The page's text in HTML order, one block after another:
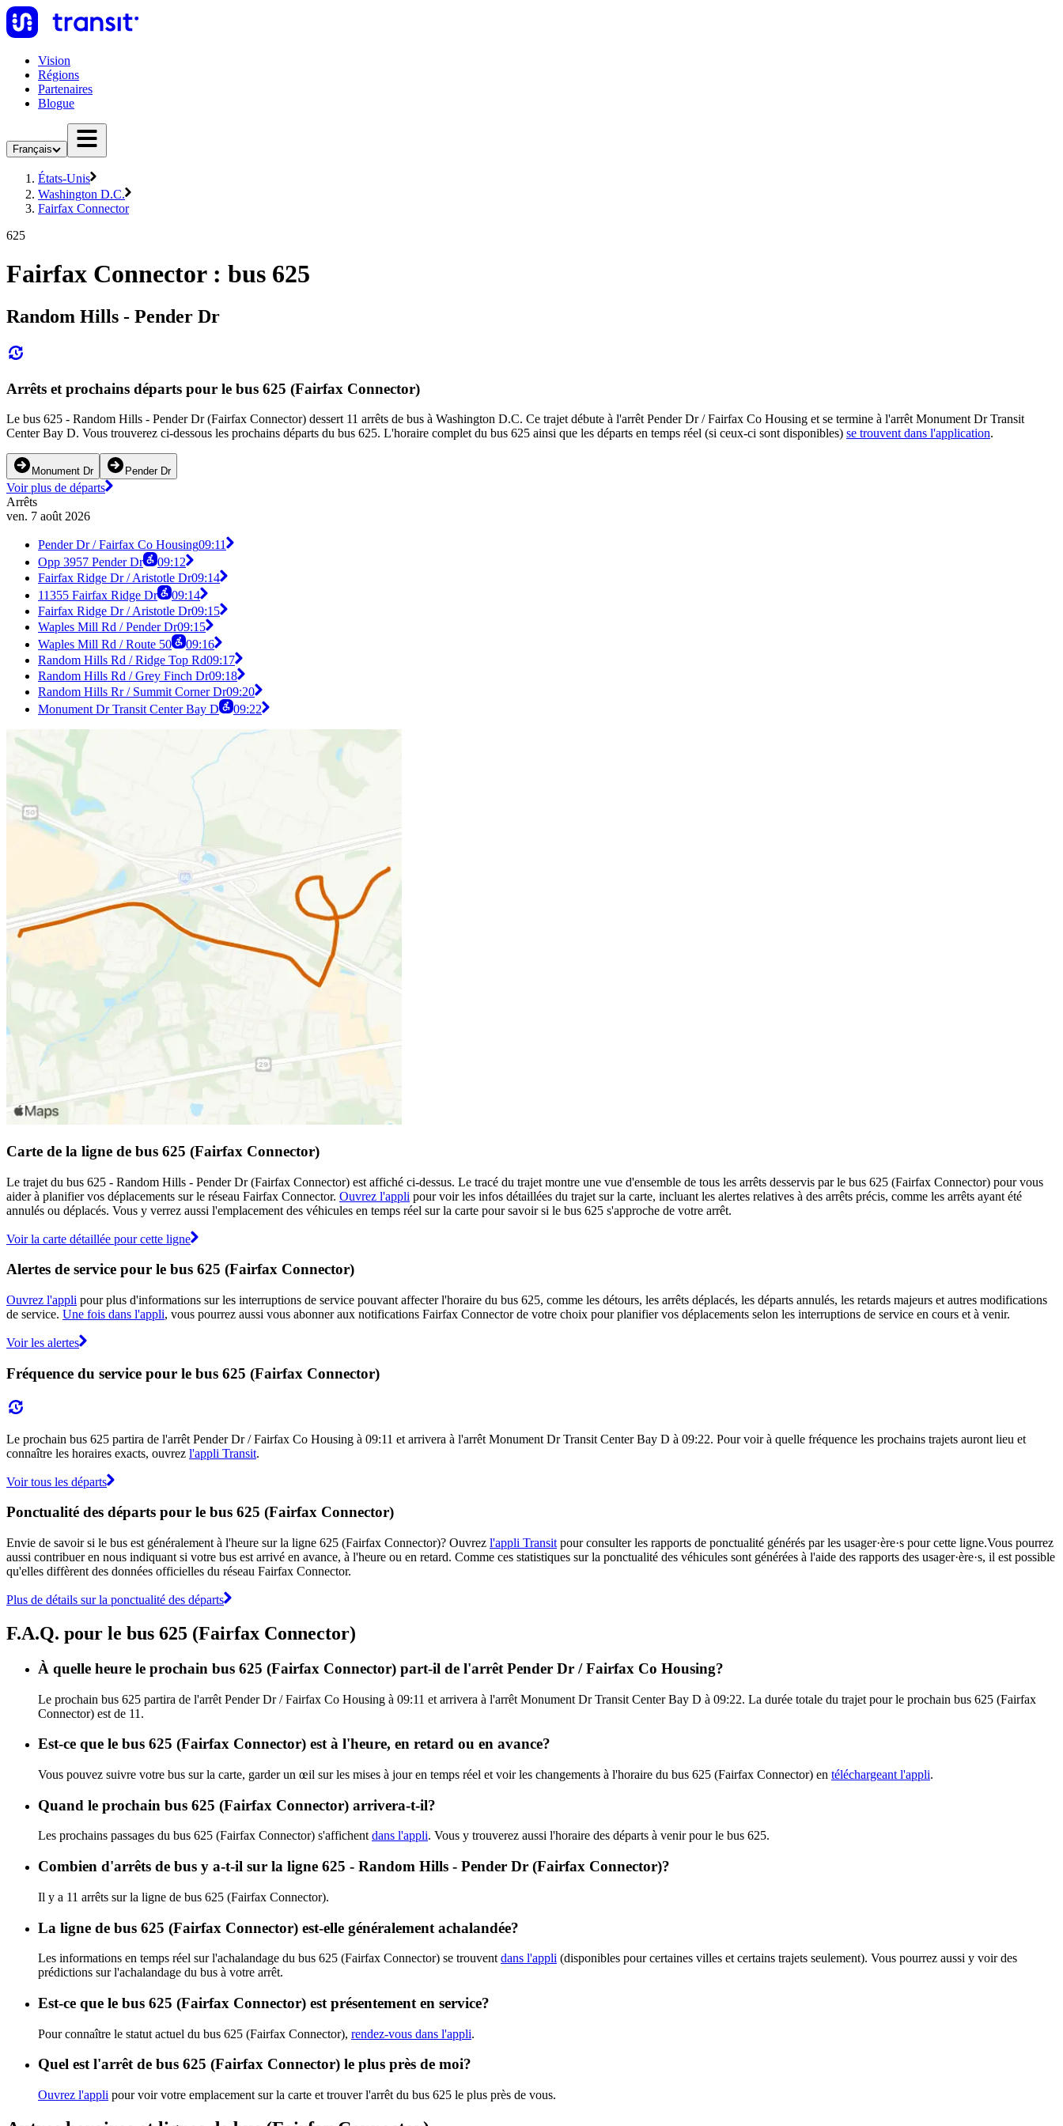
Vision
Régions
Partenaires
Blogue
Français
États-Unis
Washington D.C.
Fairfax Connector
625
Fairfax Connector : bus 625
Random Hills - Pender Dr
Arrêts et prochains départs pour le bus 625 (Fairfax Connector)
Le bus 625 - Random Hills - Pender Dr (Fairfax Connector) dessert 11 arrêts de bus à Washington D.C. Ce trajet débute à l'arrêt Pender Dr / Fairfax Co Housing et se termine à l'arrêt Monument Dr Transit
Center Bay D. Vous trouverez ci-dessous les prochains départs du bus 625. L'horaire complet du bus 625 ainsi que les départs en temps réel (si ceux-ci sont disponibles) se trouvent dans l'application.
Monument Dr Pender Dr
Voir plus de départs
Arrêts
ven. 7 août 2026
Pender Dr / Fairfax Co Housing09:11
Opp 3957 Pender Dr
09:12
Fairfax Ridge Dr / Aristotle Dr09:14
11355 Fairfax Ridge Dr
09:14
Fairfax Ridge Dr / Aristotle Dr09:15
Waples Mill Rd / Pender Dr09:15
Waples Mill Rd / Route 50
09:16
Random Hills Rd / Ridge Top Rd09:17
Random Hills Rd / Grey Finch Dr09:18
Random Hills Rr / Summit Corner Dr09:20
Monument Dr Transit Center Bay D
09:22
Carte de la ligne de bus 625 (Fairfax Connector)
Le trajet du bus 625 - Random Hills - Pender Dr (Fairfax Connector) est affiché ci-dessus. Le tracé du trajet montre une vue d'ensemble de tous les arrêts desservis par le bus 625 (Fairfax Connector) pour vous
aider à planifier vos déplacements sur le réseau Fairfax Connector. Ouvrez l'appli pour voir les infos détaillées du trajet sur la carte, incluant les alertes relatives à des arrêts précis, comme les arrêts ayant été
annulés ou déplacés. Vous y verrez aussi l'emplacement des véhicules en temps réel sur la carte pour savoir si le bus 625 s'approche de votre arrêt.
Voir la carte détaillée pour cette ligne
Alertes de service pour le bus 625 (Fairfax Connector)
Ouvrez l'appli pour plus d'informations sur les interruptions de service pouvant affecter l'horaire du bus 625, comme les détours, les arrêts déplacés, les départs annulés, les retards majeurs et autres modifications
de service. Une fois dans l'appli, vous pourrez aussi vous abonner aux notifications Fairfax Connector de votre choix pour planifier vos déplacements selon les interruptions de service en cours et à venir.
Voir les alertes
Fréquence du service pour le bus 625 (Fairfax Connector)
Le prochain bus 625 partira de l'arrêt Pender Dr / Fairfax Co Housing à 09:11 et arrivera à l'arrêt Monument Dr Transit Center Bay D à 09:22. Pour voir à quelle fréquence les prochains trajets auront lieu et
connaître les horaires exacts, ouvrez l'appli Transit.
Voir tous les départs
Ponctualité des départs pour le bus 625 (Fairfax Connector)
Envie de savoir si le bus est généralement à l'heure sur la ligne 625 (Fairfax Connector)? Ouvrez l'appli Transit pour consulter les rapports de ponctualité générés par les usager·ère·s pour cette ligne.Vous pourrez
aussi contribuer en nous indiquant si votre bus est arrivé en avance, à l'heure ou en retard. Comme ces statistiques sur la ponctualité des véhicules sont générées à l'aide des rapports des usager·ère·s, il est possible
qu'elles diffèrent des données officielles du réseau Fairfax Connector.
Plus de détails sur la ponctualité des départs
F.A.Q. pour le bus 625 (Fairfax Connector)
À quelle heure le prochain bus 625 (Fairfax Connector) part-il de l'arrêt Pender Dr / Fairfax Co Housing?
Le prochain bus 625 partira de l'arrêt Pender Dr / Fairfax Co Housing à 09:11 et arrivera à l'arrêt Monument Dr Transit Center Bay D à 09:22. La durée totale du trajet pour le prochain bus 625 (Fairfax
Connector) est de 11.
Est-ce que le bus 625 (Fairfax Connector) est à l'heure, en retard ou en avance?
Vous pouvez suivre votre bus sur la carte, garder un œil sur les mises à jour en temps réel et voir les changements à l'horaire du bus 625 (Fairfax Connector) en téléchargeant l'appli.
Quand le prochain bus 625 (Fairfax Connector) arrivera-t-il?
Les prochains passages du bus 625 (Fairfax Connector) s'affichent dans l'appli. Vous y trouverez aussi l'horaire des départs à venir pour le bus 625.
Combien d'arrêts de bus y a-t-il sur la ligne 625 - Random Hills - Pender Dr (Fairfax Connector)?
Il y a 11 arrêts sur la ligne de bus 625 (Fairfax Connector).
La ligne de bus 625 (Fairfax Connector) est-elle généralement achalandée?
Les informations en temps réel sur l'achalandage du bus 625 (Fairfax Connector) se trouvent dans l'appli (disponibles pour certaines villes et certains trajets seulement). Vous pourrez aussi y voir des
prédictions sur l'achalandage du bus à votre arrêt.
Est-ce que le bus 625 (Fairfax Connector) est présentement en service?
Pour connaître le statut actuel du bus 625 (Fairfax Connector), rendez-vous dans l'appli.
Quel est l'arrêt de bus 625 (Fairfax Connector) le plus près de moi?
Ouvrez l'appli pour voir votre emplacement sur la carte et trouver l'arrêt du bus 625 le plus près de vous.